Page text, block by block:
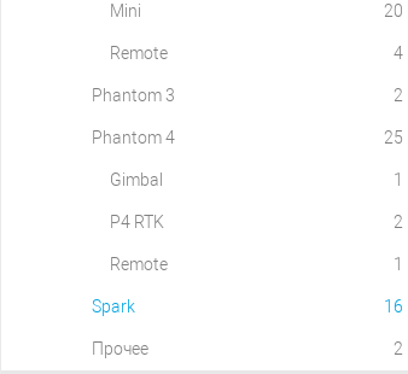
Mini 20
Remote 4
Phantom 3 2
Phantom 4 25
Gimbal 1
P4 RTK 2
Remote 1
Spark 16
Прочее 2